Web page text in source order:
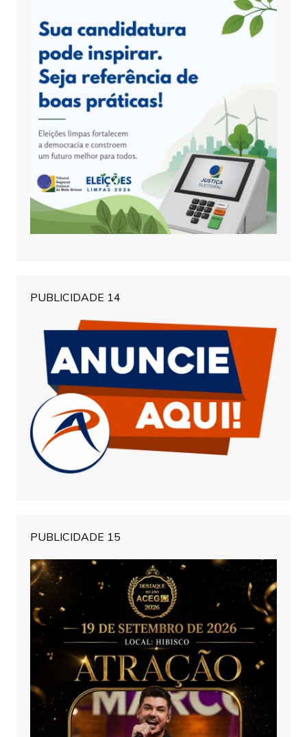
PUBLICIDADE 14
PUBLICIDADE 15